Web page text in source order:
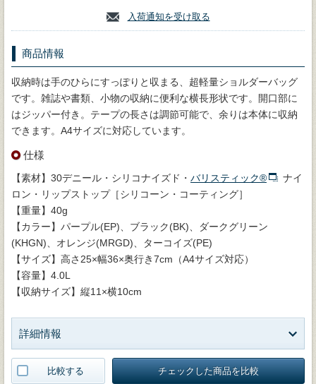
入荷通知を受け取る
商品情報
収納時は手のひらにすっぽりと収まる、超軽量ショルダーバッグ
です。雑誌や書類、小物の収納に便利な横長形状です。開口部に
はジッパー付き。テープの長さは調節可能で、余りは本体に収納
できます。A4サイズに対応しています。
仕様
【素材】30デニール・シリコナイズド・ バリスティック®
ナイ
ロン・リップストップ［シリコーン・コーティング］
【重量】40g
【カラー】パープル(EP)、ブラック(BK)、ダークグリーン
(KHGN)、オレンジ(MRGD)、ターコイズ(PE)
【サイズ】高さ25×幅36×奥行き7cm（A4サイズ対応）
【容量】4.0L
【収納サイズ】縦11×横10cm
詳細情報
比較する チェックした商品を比較